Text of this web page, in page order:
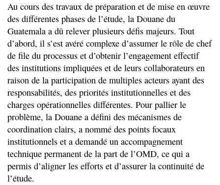
Au cours des travaux de préparation et de mise en œuvre
des différentes phases de l’étude, la Douane du
Guatemala a dû relever plusieurs défis majeurs. Tout
d’abord, il s’est avéré complexe d’assumer le rôle de chef
de file du processus et d’obtenir l’engagement effectif
des institutions impliquées et de leurs collaborateurs en
raison de la participation de multiples acteurs ayant des
responsabilités, des priorités institutionnelles et des
charges opérationnelles différentes. Pour pallier le
problème, la Douane a défini des mécanismes de
coordination clairs, a nommé des points focaux
institutionnels et a demandé un accompagnement
technique permanent de la part de l’OMD, ce qui a
permis d’aligner les efforts et d’assurer la continuité de
l’étude.